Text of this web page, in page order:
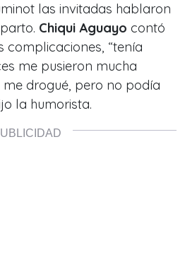
las invitadas hablaron
Chiqui Aguayo contó
complicaciones, “tenía
me pusieron mucha
drogué, pero no podía
la humorista.